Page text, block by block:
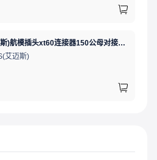
AMASS(艾迈斯)航模插头xt60连接器150公母对接pw锂电池公头 接PCB板卧式 黄色 公头XT60PW-M.G.Y
艾迈斯)